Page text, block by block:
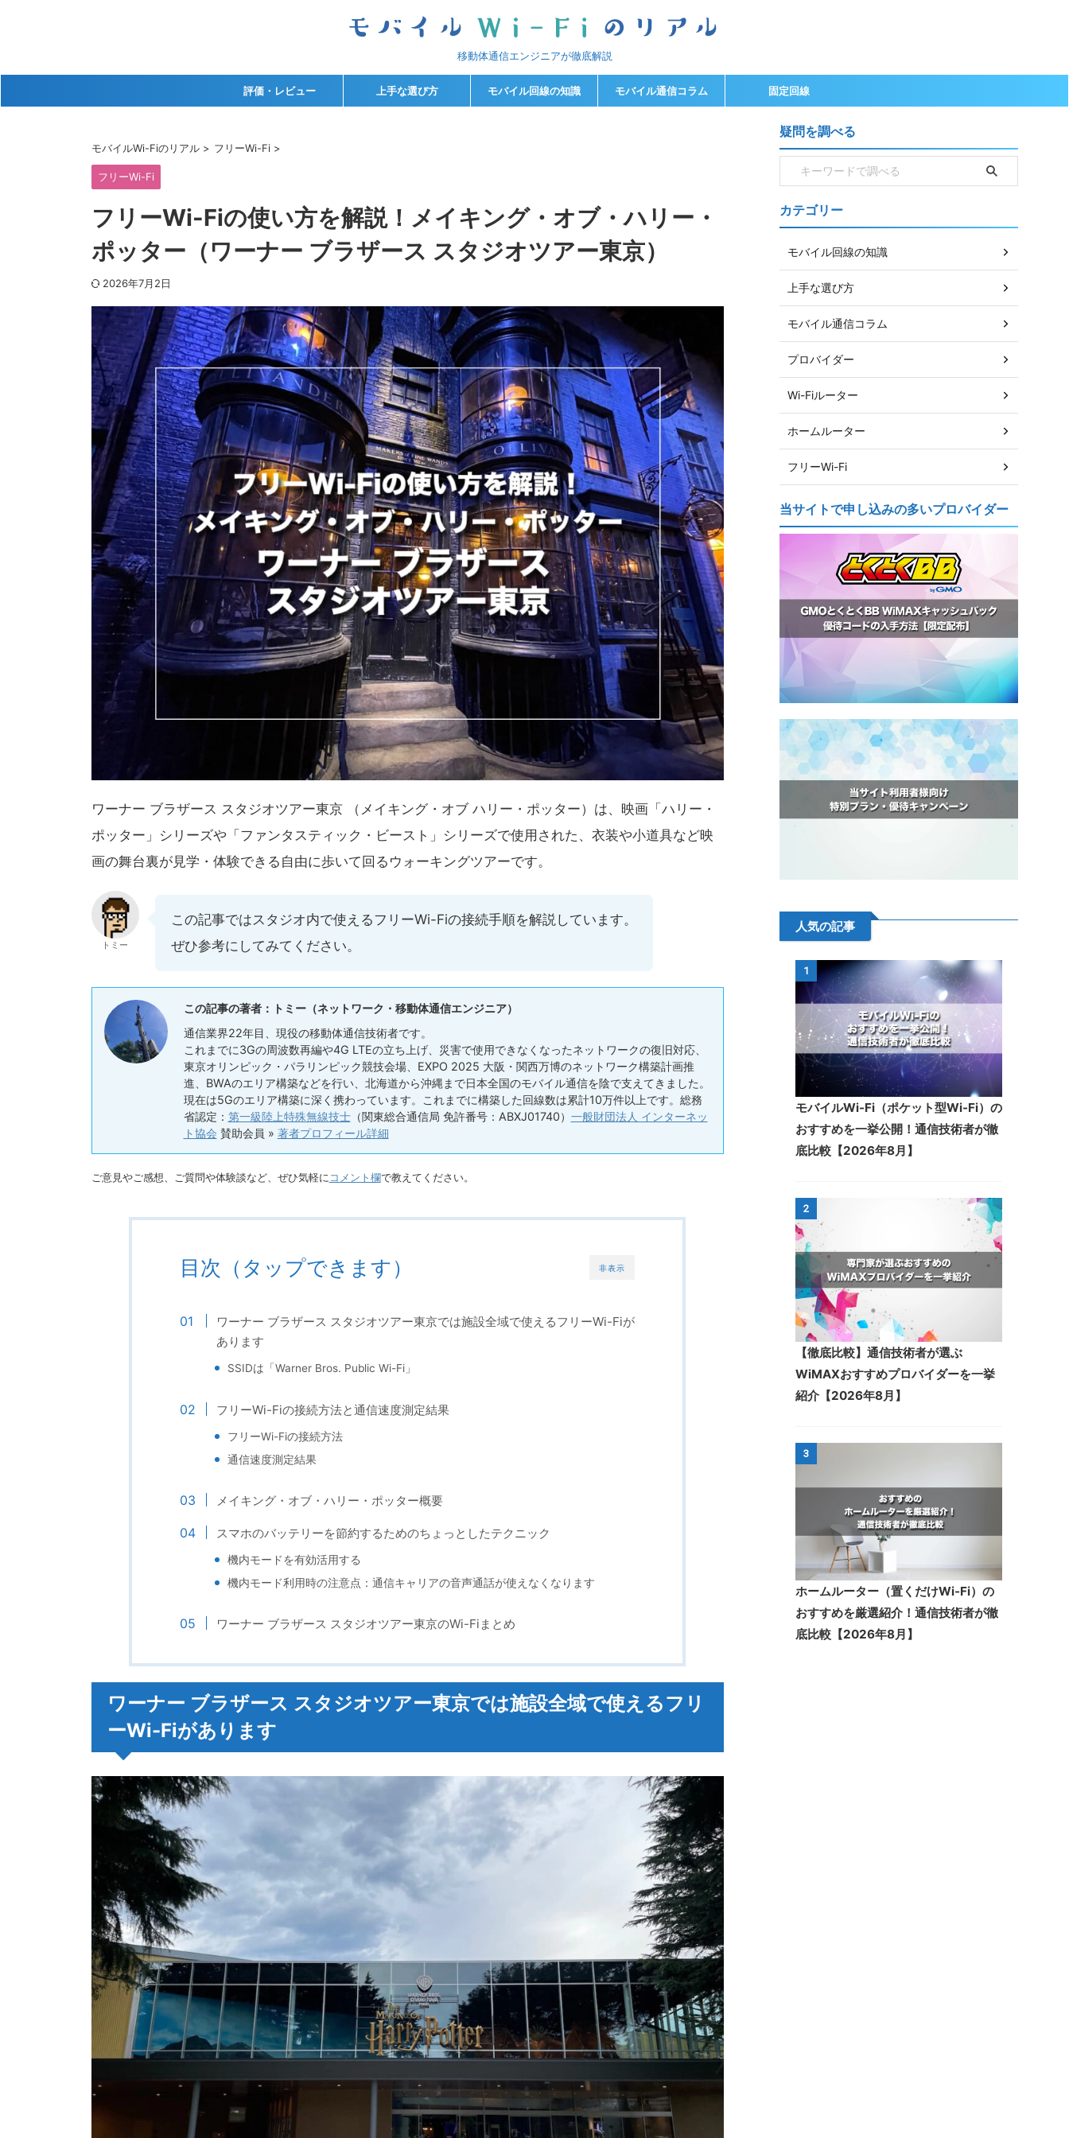
移動体通信エンジニアが徹底解説
評価・レビュー 上手な選び方 モバイル回線の知識 モバイル通信コラム 固定回線
モバイルWi-Fiのリアル > フリーWi-Fi >
フリーWi-Fi
フリーWi-Fiの使い方を解説！メイキング・オブ・ハリー・
ポッター（ワーナー ブラザース スタジオツアー東京）
2026年7月2日
ワーナー ブラザース スタジオツアー東京 （メイキング・オブ ハリー・ポッター）は、映画「ハリー・
ポッター」シリーズや「ファンタスティック・ビースト」シリーズで使用された、衣装や小道具など映
画の舞台裏が見学・体験できる自由に歩いて回るウォーキングツアーです。
トミー
この記事ではスタジオ内で使えるフリーWi-Fiの接続手順を解説しています。
ぜひ参考にしてみてください。
この記事の著者：トミー（ネットワーク・移動体通信エンジニア）
通信業界22年目、現役の移動体通信技術者です。
これまでに3Gの周波数再編や4G LTEの立ち上げ、災害で使用できなくなったネットワークの復旧対応、
東京オリンピック・パラリンピック競技会場、EXPO 2025 大阪・関西万博のネットワーク構築計画推
進、BWAのエリア構築などを行い、北海道から沖縄まで日本全国のモバイル通信を陰で支えてきました。
現在は5Gのエリア構築に深く携わっています。これまでに構築した回線数は累計10万件以上です。総務
省認定： 第一級陸上特殊無線技士（関東総合通信局 免許番号：ABXJ01740） 一般財団法人 インターネッ
ト協会 賛助会員 » 著者プロフィール詳細
ご意見やご感想、ご質問や体験談など、ぜひ気軽に コメント欄で教えてください。
非表示
目次（タップできます）
ワーナー ブラザース スタジオツアー東京では施設全域で使えるフリーWi-Fiが
あります
SSIDは「Warner Bros. Public Wi-Fi」
フリーWi-Fiの接続方法と通信速度測定結果
フリーWi-Fiの接続方法
通信速度測定結果
メイキング・オブ・ハリー・ポッター概要
スマホのバッテリーを節約するためのちょっとしたテクニック
機内モードを有効活用する
機内モード利用時の注意点：通信キャリアの音声通話が使えなくなります
ワーナー ブラザース スタジオツアー東京のWi-Fiまとめ
ワーナー ブラザース スタジオツアー東京では施設全域で使えるフリ
ーWi-Fiがあります
疑問を調べる
カテゴリー
モバイル回線の知識
上手な選び方
モバイル通信コラム
プロバイダー
Wi-Fiルーター
ホームルーター
フリーWi-Fi
当サイトで申し込みの多いプロバイダー
人気の記事
1
モバイルWi-Fi（ポケット型Wi-Fi）の
おすすめを一挙公開！通信技術者が徹
底比較【2026年8月】
2
【徹底比較】通信技術者が選ぶ
WiMAXおすすめプロバイダーを一挙
紹介【2026年8月】
3
ホームルーター（置くだけWi-Fi）の
おすすめを厳選紹介！通信技術者が徹
底比較【2026年8月】